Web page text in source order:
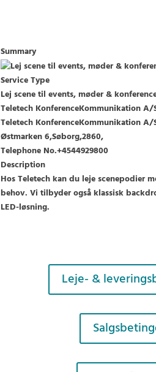
Summary
Service Type
Lej scene til events, møder &
Teletech KonferenceKommunikation A/
Teletech KonferenceKommunikation A/
Østmarken 6,Søborg,2860,
Telephone No.+4544929800
Description
Hos Teletech kan du leje scenepodier
behov. Vi tilbyder også klassisk
LED-løsning.
Leje- &